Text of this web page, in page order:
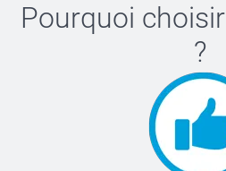
Pourquoi choisir
?